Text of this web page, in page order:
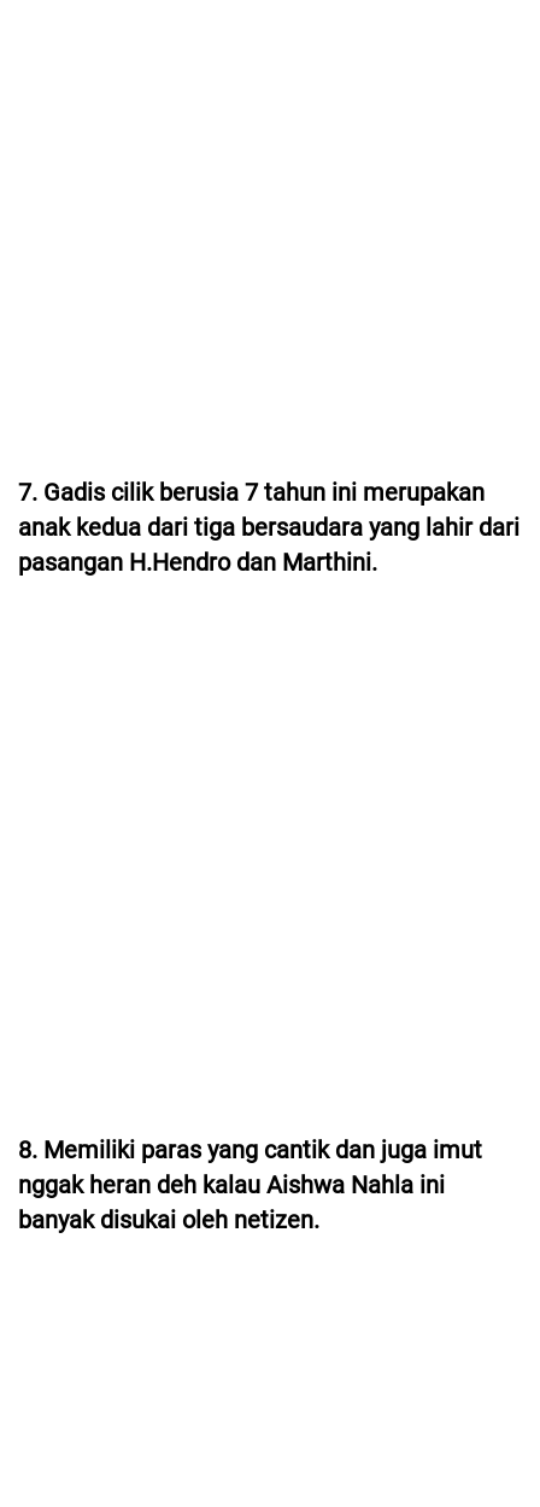
7. Gadis cilik berusia 7 tahun ini merupakan
anak kedua dari tiga bersaudara yang lahir dari
pasangan H.Hendro dan Marthini.
8. Memiliki paras yang cantik dan juga imut
nggak heran deh kalau Aishwa Nahla ini
banyak disukai oleh netizen.